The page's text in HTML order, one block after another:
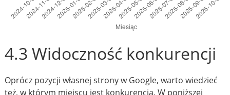
4.3 Widoczność konkurencji
Oprócz pozycji własnej strony w Google, warto wiedzieć
też, w którym miejscu jest konkurencja. W poniższej